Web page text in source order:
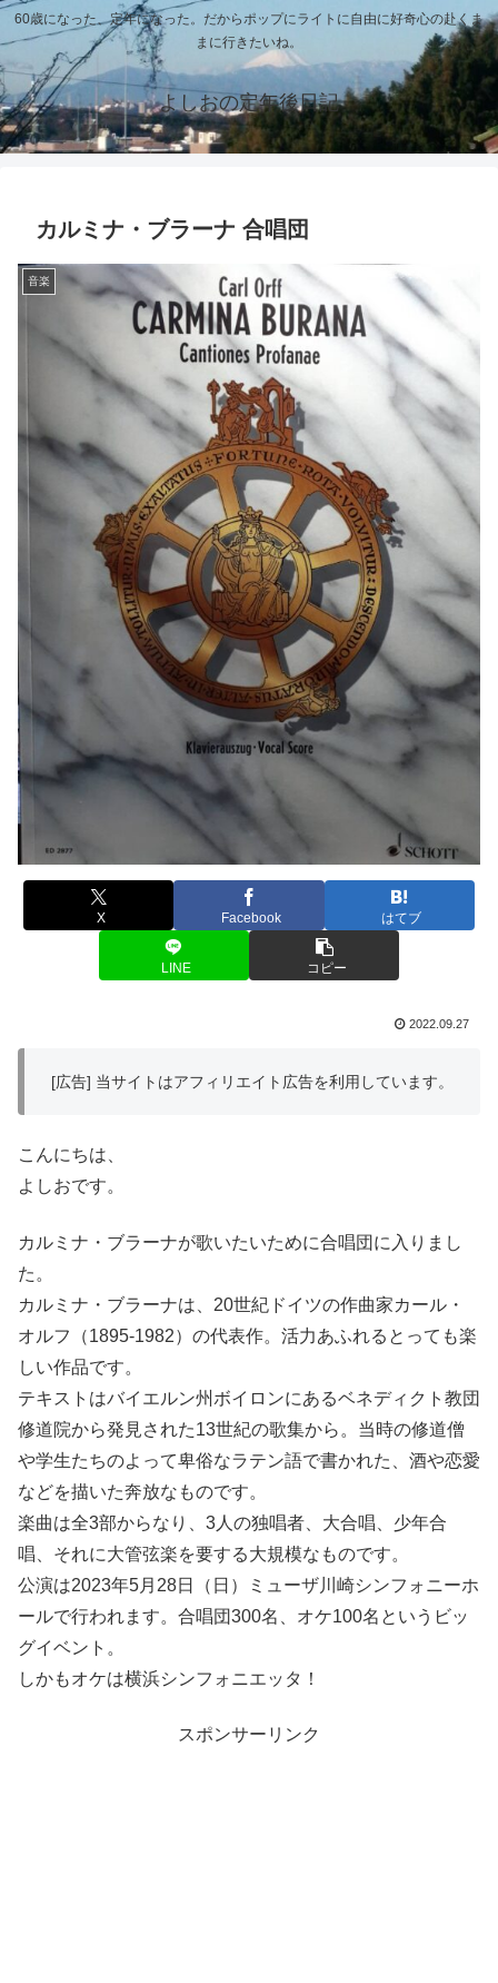
60歳になった、定年になった。だからポップにライトに自由に好奇心の赴くま
まに行きたいね。
よしおの定年後日記
カルミナ・ブラーナ 合唱団
音楽
X Facebook はてブ
LINE コピー
2022.09.27
[広告] 当サイトはアフィリエイト広告を利用しています。
こんにちは、
よしおです。
カルミナ・ブラーナが歌いたいために合唱団に入りまし
た。
カルミナ・ブラーナは、20世紀ドイツの作曲家カール・
オルフ（1895-1982）の代表作。活力あふれるとっても楽
しい作品です。
テキストはバイエルン州ボイロンにあるベネディクト教団
修道院から発見された13世紀の歌集から。当時の修道僧
や学生たちのよって卑俗なラテン語で書かれた、酒や恋愛
などを描いた奔放なものです。
楽曲は全3部からなり、3人の独唱者、大合唱、少年合
唱、それに大管弦楽を要する大規模なものです。
公演は2023年5月28日（日）ミューザ川崎シンフォニーホ
ールで行われます。合唱団300名、オケ100名というビッ
グイベント。
しかもオケは横浜シンフォニエッタ！
スポンサーリンク